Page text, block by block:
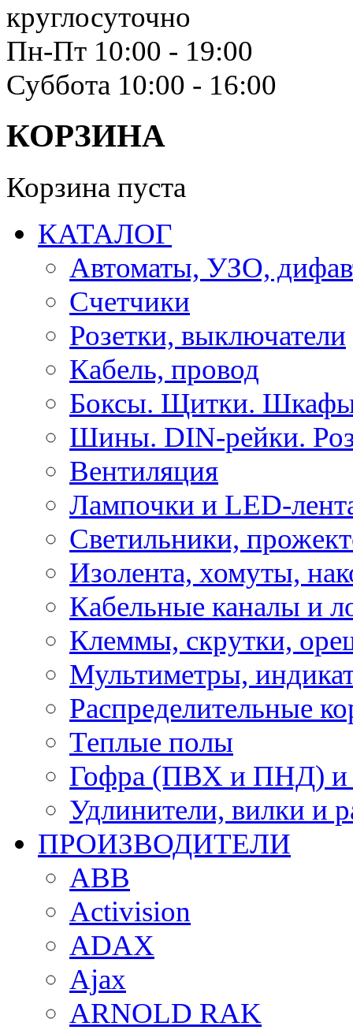
круглосуточно
Пн-Пт 10:00 - 19:00
Суббота 10:00 - 16:00
КОРЗИНА
Корзина пуста
КАТАЛОГ
Автоматы, УЗО,
Счетчики
Розетки, выключатели
Кабель, провод
Боксы. Щитки.
Шины. DIN-рейки.
Вентиляция
Лампочки и LED-
Светильники,
Изолента, хомуты,
Кабельные каналы и
Клеммы, скрутки,
Мультиметры,
Распределительные
Теплые полы
Гофра (ПВХ и ПНД) и
Удлинители, вилки и
ПРОИЗВОДИТЕЛИ
ABB
Activision
ADAX
Ajax
ARNOLD RAK